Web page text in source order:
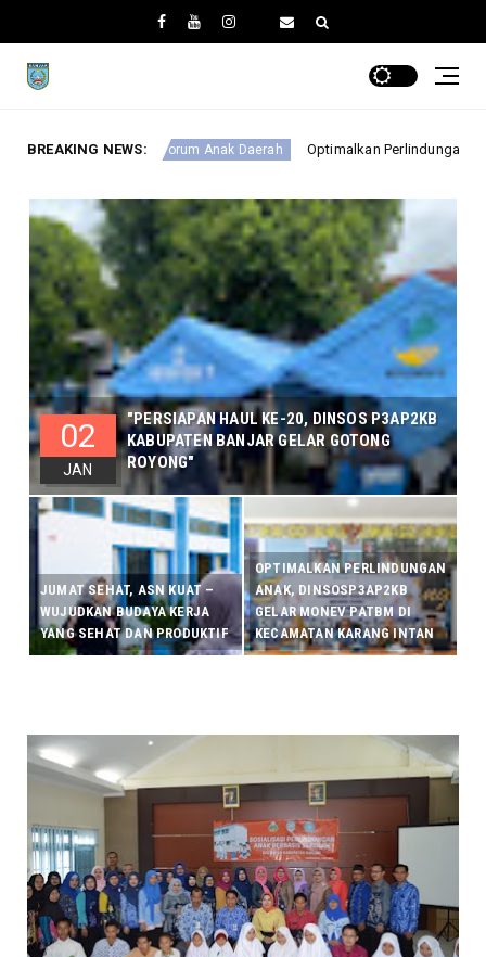
BREAKING NEWS:
Anak Daerah Optimalkan Perlindungan Anak, DINSOSP3AP2KB
"PERSIAPAN HAUL KE-20, DINSOS P3AP2KB
KABUPATEN BANJAR GELAR GOTONG
ROYONG"
02
JAN
JUMAT SEHAT, ASN KUAT –
WUJUDKAN BUDAYA KERJA
YANG SEHAT DAN PRODUKTIF
OPTIMALKAN PERLINDUNGAN
ANAK, DINSOSP3AP2KB
GELAR MONEV PATBM DI
KECAMATAN KARANG INTAN